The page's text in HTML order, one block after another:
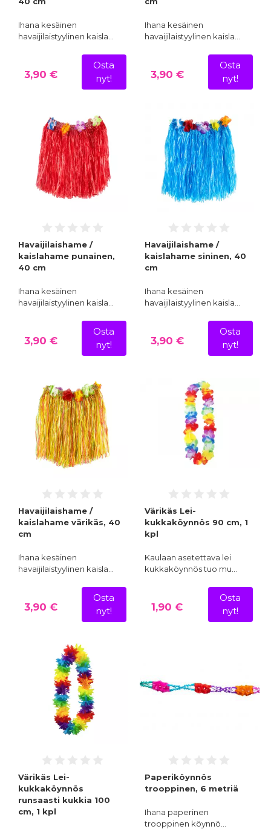
Ihana kesäinen
havaijilaistyylinen kaisla…
3,90 €
Osta
nyt!
Ihana kesäinen
havaijilaistyylinen kaisla…
3,90 €
Osta
nyt!
Havaijilaishame /
kaislahame punainen,
40 cm
Ihana kesäinen
havaijilaistyylinen kaisla…
3,90 €
Osta
nyt!
Havaijilaishame /
kaislahame sininen, 40
cm
Ihana kesäinen
havaijilaistyylinen kaisla…
3,90 €
Osta
nyt!
Havaijilaishame /
kaislahame värikäs, 40
cm
Ihana kesäinen
havaijilaistyylinen kaisla…
3,90 €
Osta
nyt!
Värikäs Lei-
kukkaköynnös 90 cm, 1
kpl
Kaulaan asetettava lei
kukkaköynnös tuo mu…
1,90 €
Osta
nyt!
Värikäs Lei-
kukkaköynnös
runsaasti kukkia 100
cm, 1 kpl
Paperiköynnös
trooppinen, 6 metriä
Ihana paperinen
trooppinen köynnö…